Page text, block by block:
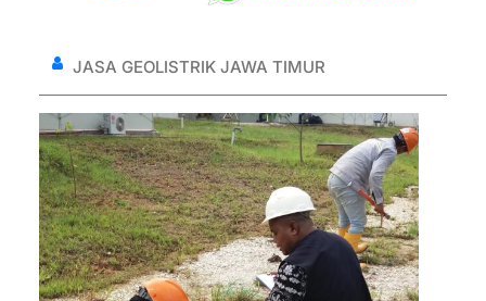
JASA GEOLISTRIK JAWA TIMUR